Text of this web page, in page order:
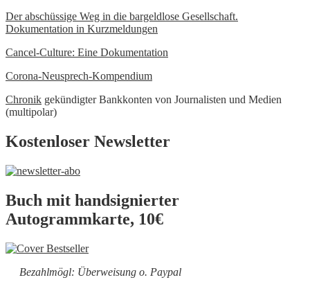
Der abschüssige Weg in die bargeldlose Gesellschaft.
Dokumentation in Kurzmeldungen
Cancel-Culture: Eine Dokumentation
Corona-Neusprech-Kompendium
Chronik gekündigter Bankkonten von Journalisten und Medien
(multipolar)
Kostenloser Newsletter
Buch mit handsignierter
Autogrammkarte, 10€
Bezahlmögl: Überweisung o. Paypal